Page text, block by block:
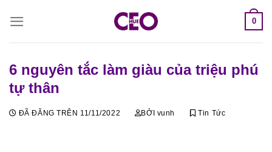
đến
0
6 nguyên tắc làm giàu của triệu phú
tự thân
ĐÃ ĐĂNG TRÊN 11/11/2022 BỞI vunh Tin Tức